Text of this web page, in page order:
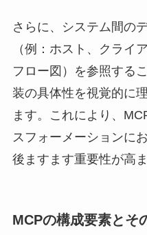
さらに、システム間の
（例：ホスト、クライ
フロー図）を参照する
装の具体性を視覚的に
ます。これにより、
スフォーメーションに
後ますます重要性が高
MCPの構成要素とそ